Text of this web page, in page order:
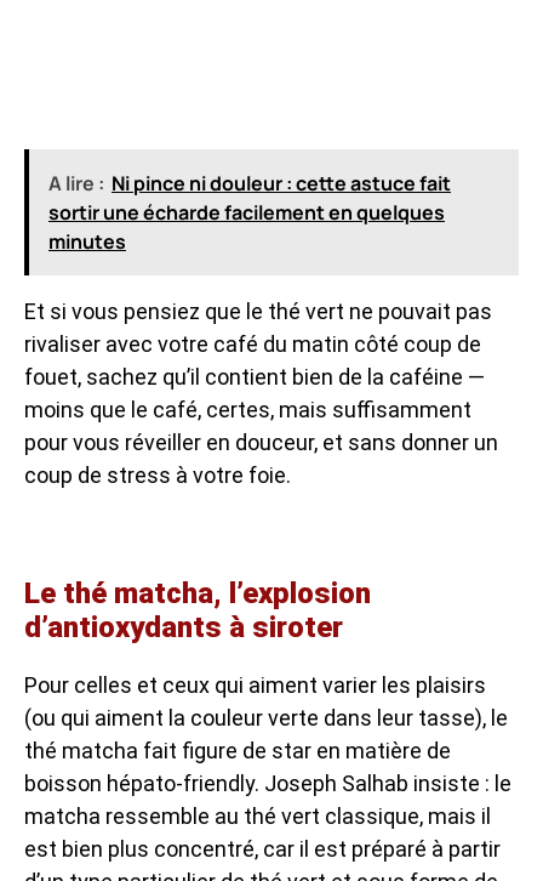
A lire : Ni pince ni douleur : cette astuce fait
sortir une écharde facilement en quelques
minutes
Et si vous pensiez que le thé vert ne pouvait pas
rivaliser avec votre café du matin côté coup de
fouet, sachez qu’il contient bien de la caféine —
moins que le café, certes, mais suffisamment
pour vous réveiller en douceur, et sans donner un
coup de stress à votre foie.
Le thé matcha, l’explosion
d’antioxydants à siroter
Pour celles et ceux qui aiment varier les plaisirs
(ou qui aiment la couleur verte dans leur tasse), le
thé matcha fait figure de star en matière de
boisson hépato-friendly. Joseph Salhab insiste : le
matcha ressemble au thé vert classique, mais il
est bien plus concentré, car il est préparé à partir